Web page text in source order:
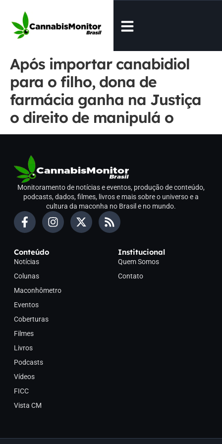
Após importar canabidiol
para o filho, dona de
farmácia ganha na Justiça
o direito de manipulá o
Monitoramento de notícias e eventos, produção de conteúdo,
podcasts, dados, filmes, livros e mais sobre o universo e a
cultura da maconha no Brasil e no mundo.
Conteúdo
Notícias
Colunas
Maconhômetro
Eventos
Coberturas
Filmes
Livros
Podcasts
Vídeos
FICC
Vista CM
Institucional
Quem Somos
Contato